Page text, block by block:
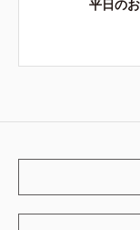
平日の